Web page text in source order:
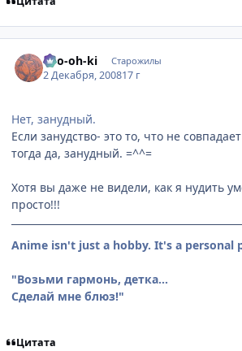
Ryo-oh-ki Старожилы
2 Декабря, 200817 г
Нет, занудный.
Если занудство- это то, что не
тогда да, занудный. =^^=
Хотя вы даже не видели, как я нудить
просто!!!
Anime isn't just a hobby. It's a personal
"Возьми гармонь, детка...
Сделай мне блюз!"
Цитата